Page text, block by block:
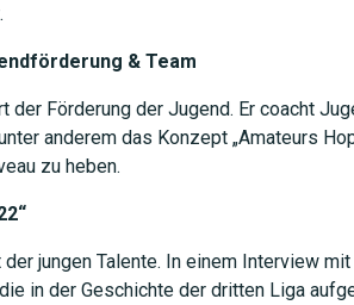
& Team
der Förderung der Jugend. Er coacht
anderem das Konzept „Amateurs
zu heben.
jungen Talente. In einem Interview
in der Geschichte der dritten Liga